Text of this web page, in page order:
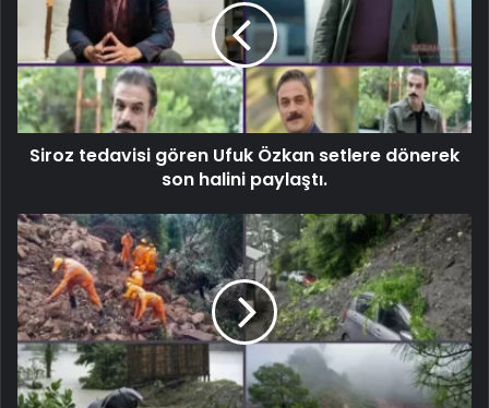
Siroz tedavisi gören Ufuk Özkan setlere dönerek
son halini paylaştı.